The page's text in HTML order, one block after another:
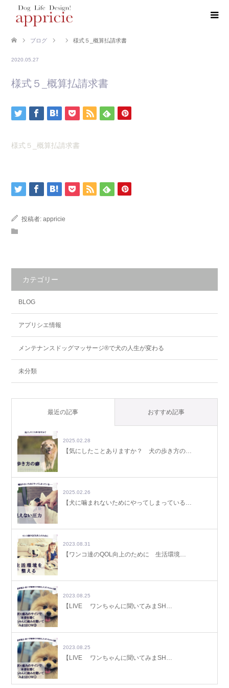
ブログ 様式５_概算払請求書
2020.05.27
様式５_概算払請求書
様式５_概算払請求書
投稿者: appricie
カテゴリー
BLOG
アプリシエ情報
メンテナンスドッグマッサージ®で犬の人生が変わる
未分類
最近の記事 おすすめ記事
2025.02.28
【気にしたことありますか？ 犬の歩き方の…
2025.02.26
【犬に噛まれないためにやってしまっている…
2023.08.31
【ワンコ達のQOL向上のために 生活環境…
2023.08.25
【LIVE ワンちゃんに聞いてみまSH…
2023.08.25
【LIVE ワンちゃんに聞いてみまSH…